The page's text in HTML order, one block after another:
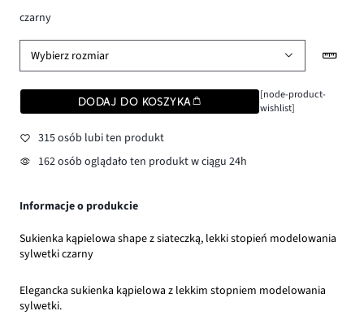
czarny
Wybierz rozmiar
DODAJ DO KOSZYKA
[node-product-
wishlist]
315 osób lubi ten produkt
162 osób oglądało ten produkt w ciągu 24h
Informacje o produkcie
Sukienka kąpielowa shape z siateczką, lekki stopień modelowania
sylwetki czarny
Elegancka sukienka kąpielowa z lekkim stopniem modelowania
sylwetki.